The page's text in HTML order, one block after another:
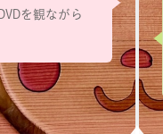
を観ながら